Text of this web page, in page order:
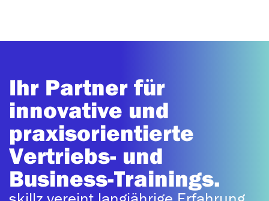
Ihr Partner für
innovative und
praxisorientierte
Vertriebs- und
Business-Trainings.